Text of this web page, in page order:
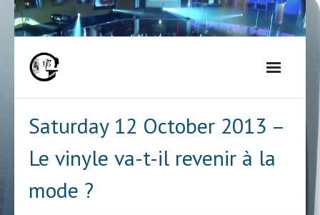
Skip
to
Saturday 12 October 2013 –
Le vinyle va-t-il revenir à la
mode ?